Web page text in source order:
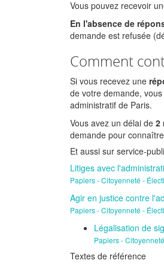
Vous pouvez recevoir
En l'absence de
demande est refusée
Comment
Si vous recevez une
de votre demande,
administratif de Paris.
Vous avez un délai de 2
demande pour
Et aussi sur service-
Litiges avec
Papiers - Citoyenneté -
Agir en justice contre
Papiers - Citoyenneté -
Légalisation de
Papiers -
Textes de référence